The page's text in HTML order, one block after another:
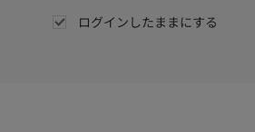
ログインしたままにする